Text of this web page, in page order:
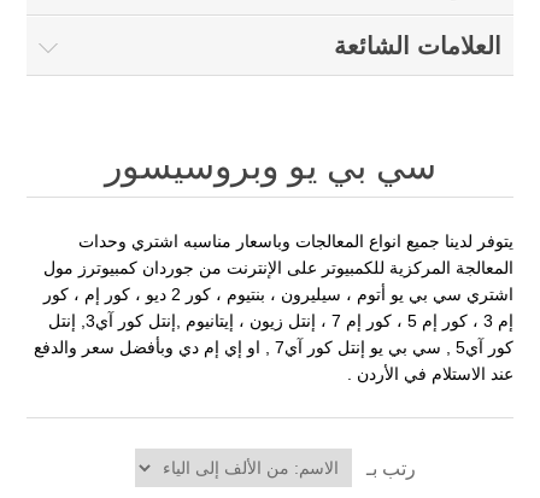
المدونة
العلامات الشائعة
سي بي يو وبروسيسور
يتوفر لدينا جميع انواع المعالجات وباسعار مناسبه اشتري وحدات
المعالجة المركزية للكمبيوتر على الإنترنت من جوردان كمبيوترز مول
اشتري سي بي يو أتوم ، سيليرون ، بنتيوم ، كور 2 ديو ، كور إم ، كور
إم 3 ، كور إم 5 ، كور إم 7 ، إنتل زيون ، إيتانيوم ,إنتل كور آي3, إنتل
كور آي5 , سي بي يو إنتل كور آي7 , او إي إم دي وبأفضل سعر والدفع
عند الاستلام في الأردن .
رتب بـ